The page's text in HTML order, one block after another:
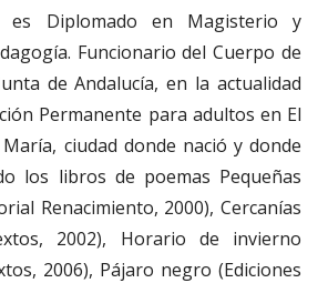
es Diplomado en Magisterio y
Funcionario del Cuerpo de
de Andalucía, en la actualidad
Permanente para adultos en El
ciudad donde nació y donde
los libros de poemas Pequeñas
Renacimiento, 2000), Cercanías
2002), Horario de invierno
2006), Pájaro negro (Ediciones